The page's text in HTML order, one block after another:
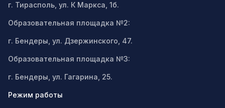
г. Тирасполь, ул. К Маркса, 1б.
Образовательная площадка №2:
г. Бендеры, ул. Дзержинского, 47.
Образовательная площадка №3:
г. Бендеры, ул. Гагарина, 25.
Режим работы